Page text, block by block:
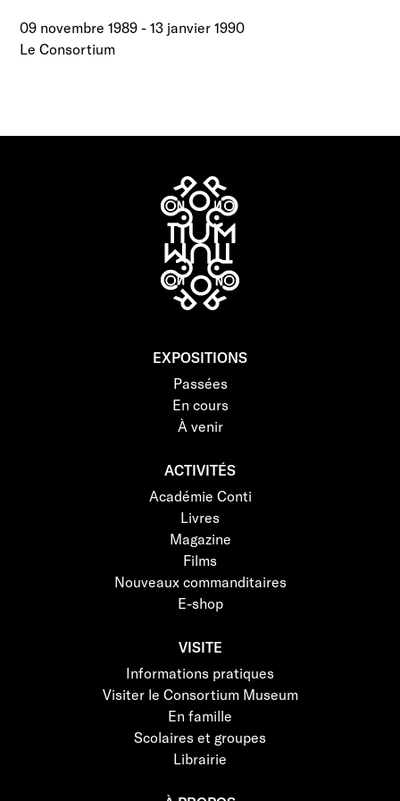
09 novembre 1989 -13 janvier 1990
Le Consortium
EXPOSITIONS
Passées
En cours
À venir
ACTIVITÉS
Académie Conti
Livres
Magazine
Films
Nouveaux commanditaires
E-shop
VISITE
Informations pratiques
Visiter le Consortium Museum
En famille
Scolaires et groupes
Librairie